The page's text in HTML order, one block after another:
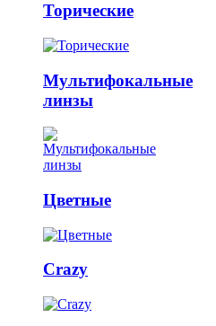
Торические
Мультифокальные
линзы
Цветные
Crazy